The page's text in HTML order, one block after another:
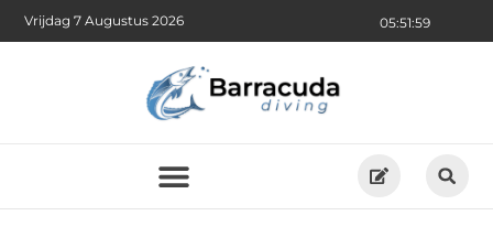
05:52:00
Vrijdag 7 Augustus 2026